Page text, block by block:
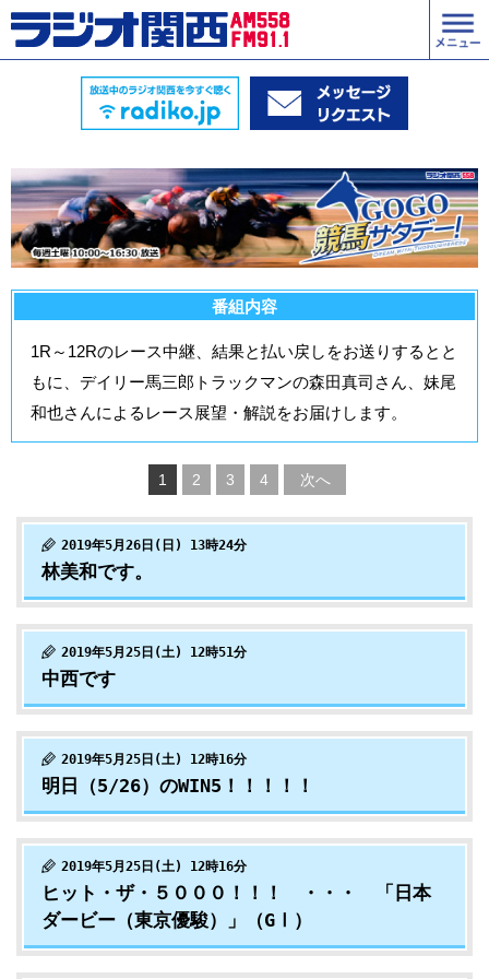
番組内容
1R～12Rのレース中継、結果と払い戻しをお送りするとと
もに、デイリー馬三郎トラックマンの森田真司さん、妹尾
和也さんによるレース展望・解説をお届けします。
1 2 3 4 次へ
2019年5月26日(日) 13時24分
林美和です。
2019年5月25日(土) 12時51分
中西です
2019年5月25日(土) 12時16分
明日（5/26）のWIN5！！！！！
2019年5月25日(土) 12時16分
ヒット・ザ・５０００！！！ ・・・ 「日本
ダービー（東京優駿）」（GⅠ）